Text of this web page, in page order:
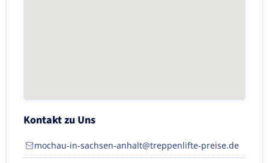
Kontakt zu Uns
mochau-in-sachsen-anhalt@treppenlifte-preise.de